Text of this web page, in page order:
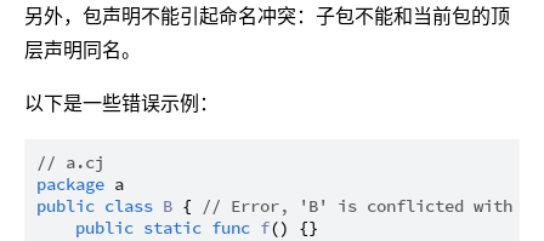
另外，包声明不能引起命名冲突：子包不能和当前包的顶
层声明同名。
以下是一些错误示例：
// a.cj
package a
public class B {
// Error, 'B' is conflicted with
public static func f() {}